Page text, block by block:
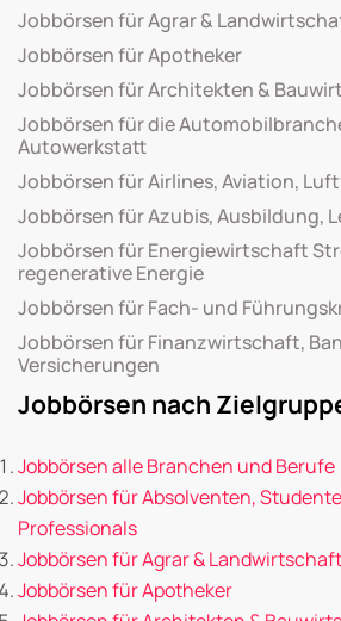
Jobbörsen für Agrar &
Jobbörsen für Apotheker
Jobbörsen für Architekten &
Jobbörsen für die
Autowerkstatt
Jobbörsen für Airlines, Aviation,
Jobbörsen für Azubis, Ausbildung,
Jobbörsen für Energiewirtschaft
regenerative Energie
Jobbörsen für Fach- und
Jobbörsen für Finanzwirtschaft,
Versicherungen
Jobbörsen nach
Jobbörsen alle Branchen und Berufe
Jobbörsen für Absolventen,
Professionals
Jobbörsen für Agrar & Landwirtschaft
Jobbörsen für Apotheker